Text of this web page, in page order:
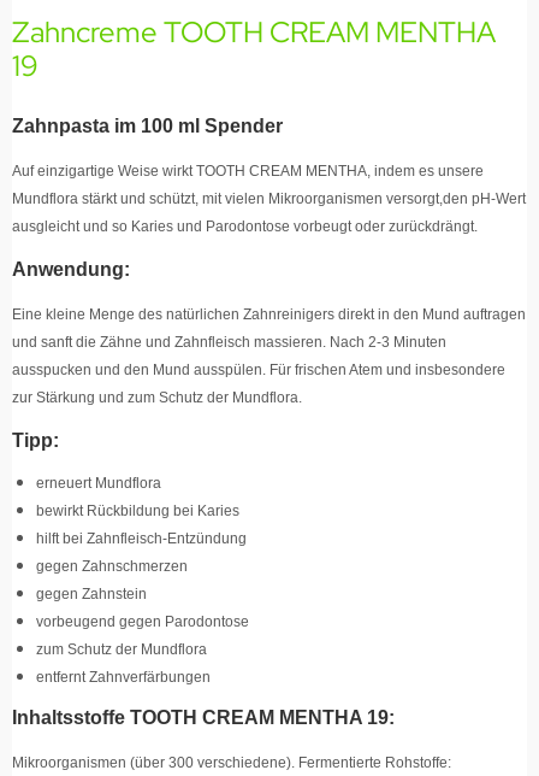
Zahncreme TOOTH CREAM MENTHA
19
Zahnpasta im 100 ml Spender
Auf einzigartige Weise wirkt TOOTH CREAM MENTHA, indem es unsere
Mundflora stärkt und schützt, mit vielen Mikroorganismen versorgt,den pH-Wert
ausgleicht und so Karies und Parodontose vorbeugt oder zurückdrängt.
Anwendung:
Eine kleine Menge des natürlichen Zahnreinigers direkt in den Mund auftragen
und sanft die Zähne und Zahnfleisch massieren. Nach 2-3 Minuten
ausspucken und den Mund ausspülen. Für frischen Atem und insbesondere
zur Stärkung und zum Schutz der Mundflora.
Tipp:
erneuert Mundflora
bewirkt Rückbildung bei Karies
hilft bei Zahnfleisch-Entzündung
gegen Zahnschmerzen
gegen Zahnstein
vorbeugend gegen Parodontose
zum Schutz der Mundflora
entfernt Zahnverfärbungen
Inhaltsstoffe TOOTH CREAM MENTHA 19:
Mikroorganismen (über 300 verschiedene). Fermentierte Rohstoffe: